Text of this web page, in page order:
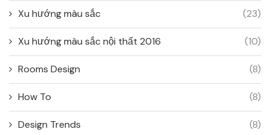
Xu hướng màu sắc (23)
Xu hướng màu sắc nội thất 2016 (10)
Rooms Design (8)
How To (8)
Design Trends (8)